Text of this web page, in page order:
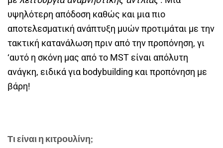
υψηλότερη απόδοση καθώς και μια πιο
αποτελεσματική ανάπτυξη μυών προτιμάται με την
τακτική κατανάλωση πριν από την προπόνηση, γι
‘αυτό η σκόνη μας από το MST είναι απόλυτη
ανάγκη, ειδικά για bodybuilding και προπόνηση με
βάρη!
Τι είναι η κιτρουλίνη;